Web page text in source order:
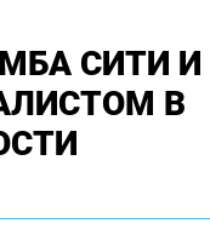
СИТИ И
В